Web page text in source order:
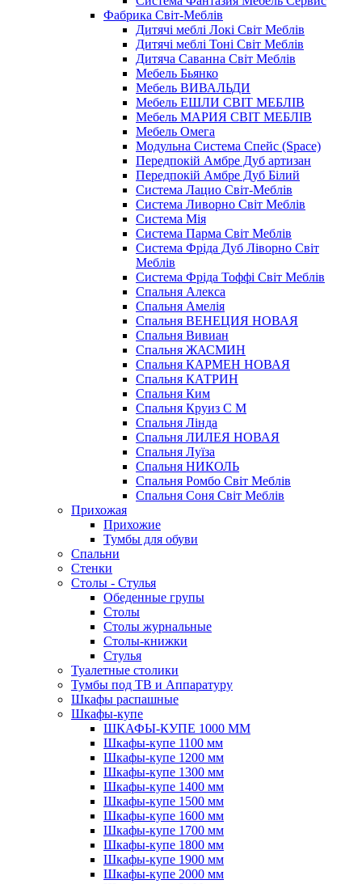
Фабрика Світ-Меблів
Дитячі меблі Локі Світ Меблів
Дитячі меблі Тоні Світ Меблів
Дитяча Саванна Світ Меблів
Мебель Бьянко
Мебель ВИВАЛЬДИ
Мебель ЕШЛИ СВІТ МЕБЛІВ
Мебель МАРИЯ СВІТ МЕБЛІВ
Мебель Омега
Модульна Cистема Спейс (Space)
Передпокій Амбре Дуб артизан
Передпокій Амбре Дуб Білий
Система Лацио Світ-Меблів
Система Ливорно Світ Меблів
Система Мія
Система Парма Свiт Меблiв
Система Фріда Дуб Ліворно Світ
Меблів
Система Фріда Тоффі Світ Меблів
Спальня Алекса
Спальня Амелія
Спальня ВЕНЕЦИЯ НОВАЯ
Спальня Вивиан
Спальня ЖАСМИН
Спальня КАРМЕН НОВАЯ
Спальня КАТРИН
Спальня Ким
Спальня Круиз С М
Спальня Лінда
Спальня ЛИЛЕЯ НОВАЯ
Спальня Луїза
Спальня НИКОЛЬ
Спальня Ромбо Світ Меблів
Спальня Соня Світ Меблів
Прихожая
Прихожие
Тумбы для обуви
Спальни
Стенки
Столы - Стулья
Обеденные групы
Столы
Столы журнальные
Столы-книжки
Стулья
Туалетные столики
Тумбы под ТВ и Аппаратуру
Шкафы распашные
Шкафы-купе
ШКАФЫ-КУПЕ 1000 ММ
Шкафы-купе 1100 мм
Шкафы-купе 1200 мм
Шкафы-купе 1300 мм
Шкафы-купе 1400 мм
Шкафы-купе 1500 мм
Шкафы-купе 1600 мм
Шкафы-купе 1700 мм
Шкафы-купе 1800 мм
Шкафы-купе 1900 мм
Шкафы-купе 2000 мм